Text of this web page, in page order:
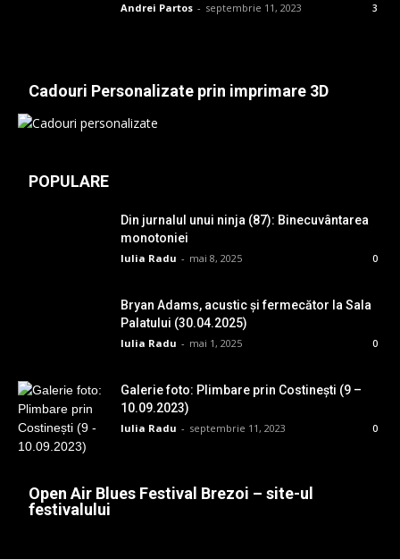
Andrei Partos - septembrie 11, 2023 3
Cadouri Personalizate prin imprimare 3D
POPULARE
Din jurnalul unui ninja (87): Binecuvântarea
monotoniei
Iulia Radu - mai 8, 2025 0
Bryan Adams, acustic și fermecător la Sala
Palatului (30.04.2025)
Iulia Radu - mai 1, 2025 0
Galerie foto: Plimbare prin Costinești (9 –
10.09.2023)
Iulia Radu - septembrie 11, 2023 0
Open Air Blues Festival Brezoi – site-ul
festivalului